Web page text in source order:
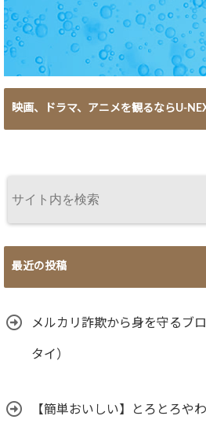
映画、ドラマ、アニメを観るならU-
最近の投稿
メルカリ詐欺から身を守るブ
タイ）
【簡単おいしい】とろとろや